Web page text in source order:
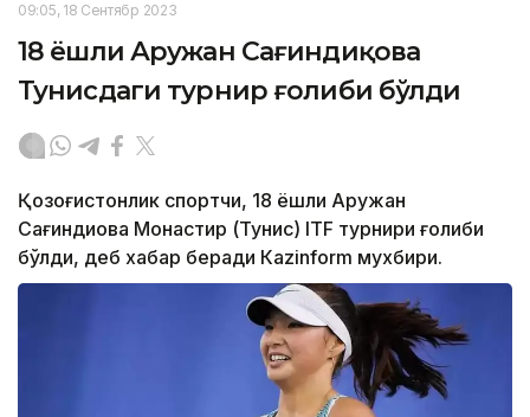
09:05, 18 Сентябр 2023
18 ёшли Аружан Сағиндиқова
Тунисдаги турнир ғолиби бўлди
Қозоғистонлик спортчи, 18 ёшли Аружан
Сағиндиқова Монастир (Тунис) ITF турнири ғолиби
бўлди, деб хабар беради Каzinform мухбири.